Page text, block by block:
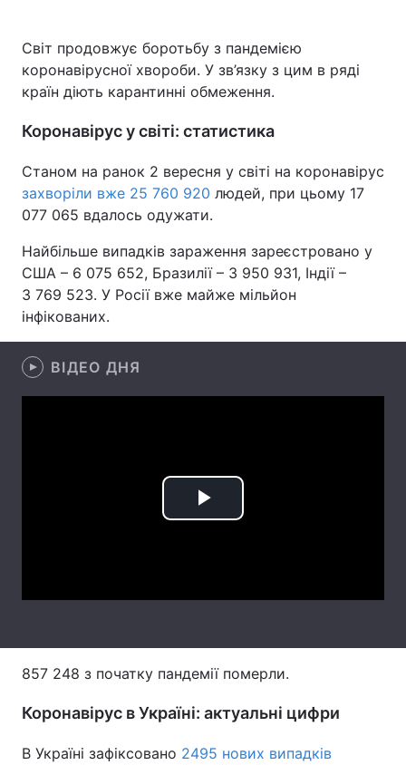
Головна Війна
Україна Політика
Економіка Світ
Спорт Наука
Техно і зв'язок
Зброя Інциденти
Здоров'я Туризм
Екологія
Думки
Світ продовжує боротьбу з пандемією
коронавірусної хвороби. У зв’язку з цим в ряді
країн діють карантинні обмеження.
Коронавірус у світі: статистика
Станом на ранок 2 вересня у світі на коронавірус
захворіли вже 25 760 920 людей, при цьому 17
077 065 вдалось одужати.
Найбільше випадків зараження зареєстровано у
США – 6 075 652, Бразилії – 3 950 931, Індії –
3 769 523. У Росії вже майже мільйон
інфікованих.
ВІДЕО ДНЯ
Play
857 248 з початку пандемії померли.
Коронавірус в Україні: актуальні цифри
В Україні зафіксовано 2495 нових випадків